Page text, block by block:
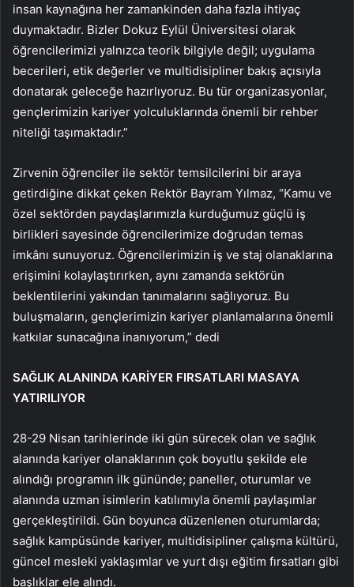
insan kaynağına her zamankinden daha fazla ihtiyaç
duymaktadır. Bizler Dokuz Eylül Üniversitesi olarak
öğrencilerimizi yalnızca teorik bilgiyle değil; uygulama
becerileri, etik değerler ve multidisipliner bakış açısıyla
donatarak geleceğe hazırlıyoruz. Bu tür organizasyonlar,
gençlerimizin kariyer yolculuklarında önemli bir rehber
niteliği taşımaktadır.”
Zirvenin öğrenciler ile sektör temsilcilerini bir araya
getirdiğine dikkat çeken Rektör Bayram Yılmaz, “Kamu ve
özel sektörden paydaşlarımızla kurduğumuz güçlü iş
birlikleri sayesinde öğrencilerimize doğrudan temas
imkânı sunuyoruz. Öğrencilerimizin iş ve staj olanaklarına
erişimini kolaylaştırırken, aynı zamanda sektörün
beklentilerini yakından tanımalarını sağlıyoruz. Bu
buluşmaların, gençlerimizin kariyer planlamalarına önemli
katkılar sunacağına inanıyorum,” dedi
SAĞLIK ALANINDA KARİYER FIRSATLARI MASAYA
YATIRILIYOR
28-29 Nisan tarihlerinde iki gün sürecek olan ve sağlık
alanında kariyer olanaklarının çok boyutlu şekilde ele
alındığı programın ilk gününde; paneller, oturumlar ve
alanında uzman isimlerin katılımıyla önemli paylaşımlar
gerçekleştirildi. Gün boyunca düzenlenen oturumlarda;
sağlık kampüsünde kariyer, multidisipliner çalışma kültürü,
güncel mesleki yaklaşımlar ve yurt dışı eğitim fırsatları gibi
başlıklar ele alındı.